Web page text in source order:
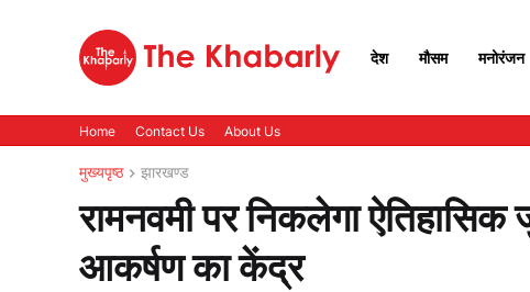
देश मौसम मनोरंजन
Home Contact Us About Us
मुख्यपृष्ठ झारखण्ड
रामनवमी पर निकलेगा
आकर्षण का केंद्र